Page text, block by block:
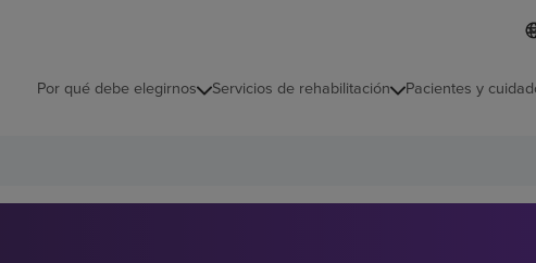
d
o
e
Por qué debe elegirnos Servicios de rehabilitación Pacientes y